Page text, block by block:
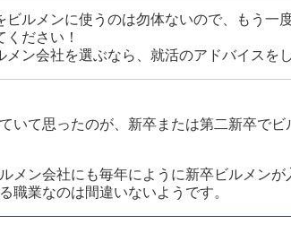
ビルメンに使うのは勿体ないので、もう一
ください！
メン会社を選ぶなら、就活のアドバイスを
いて思ったのが、新卒または第二新卒で
メン会社にも毎年にように新卒ビルメン
職業なのは間違いないようです。